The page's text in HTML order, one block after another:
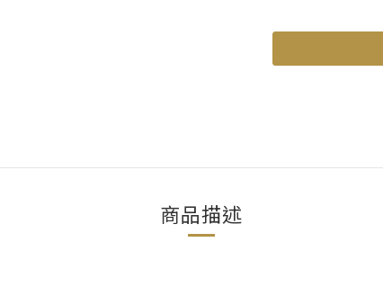
商品描述